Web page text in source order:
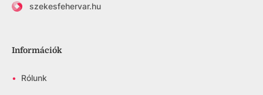
szekesfehervar.hu
Információk
• Rólunk